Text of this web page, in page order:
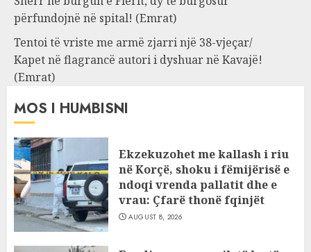
përfundojnë në spital! (Emrat)
Tentoi të vriste me armë zjarri një 38-vjeçar/
Kapet në flagrancë autori i dyshuar në Kavajë!
(Emrat)
MOS I HUMBISNI
Ekzekuzohet me kallash i riu
në Korçë, shoku i fëmijërisë e
ndoqi vrenda pallatit dhe e
vrau: Çfarë thonë fqinjët
AUGUST 8, 2026